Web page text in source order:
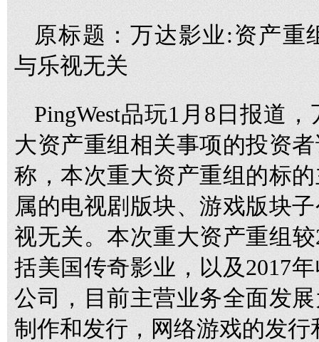
原标题：万达影业:资产重
与乐视无关
PingWest品玩1月8日报道
大资产重组相关事项的投资
称，本次重大资产重组的标
属的电视剧版块、游戏版块
视无关。本次重大资产重组
括美国传奇影业，以及2017
公司，目前主营业务全面发
制作和发行，网络游戏的发行